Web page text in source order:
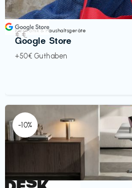
Elektronik & Haushaltsgeräte
Google Store
+50€ Guthaben
€€‎
-10%